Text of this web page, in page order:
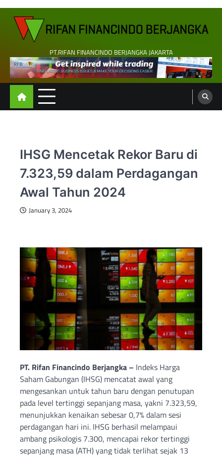
Skip
content
PT.RIFAN FINANCINDO BERJANGKA JAKARTA
IHSG Mencetak Rekor Baru di
7.323,59 dalam Perdagangan
Awal Tahun 2024
January 3, 2024
PT. Rifan Financindo Berjangka – Indeks Harga
Saham Gabungan (IHSG) mencatat awal yang
mengesankan untuk tahun baru dengan penutupan
pada level tertinggi sepanjang masa, yakni 7.323,59,
menunjukkan kenaikan sebesar 0,7% dalam sesi
perdagangan hari ini. IHSG berhasil melampaui
ambang psikologis 7.300, mencapai rekor tertinggi
sepanjang masa (ATH) yang tidak terlihat sejak 13